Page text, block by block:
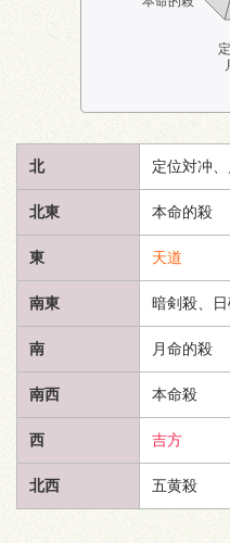
北 定位対冲
北東 本命的殺
東 天道
南東 暗剣殺、日
南 月命的殺
南西 本命殺
西 吉方
北西 五黄殺